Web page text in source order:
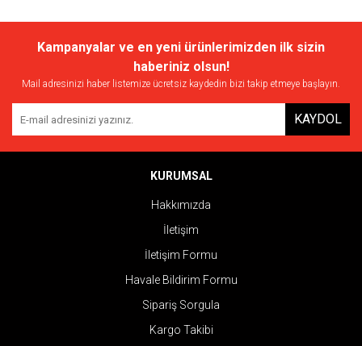
Kampanyalar ve en yeni ürünlerimizden ilk sizin
haberiniz olsun!
Mail adresinizi haber listemize ücretsiz kaydedin bizi takip etmeye başlayın.
KAYDOL
KURUMSAL
Hakkımızda
İletişim
İletişim Formu
Havale Bildirim Formu
Sipariş Sorgula
Kargo Takibi